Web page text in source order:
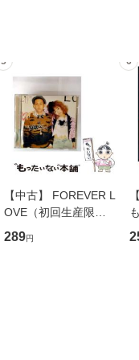
5
【中古】 FOREVER L
OVE（初回生産限定
盤） / 清水翔太×加藤
ミリヤ / [CD]【メール
289円
6